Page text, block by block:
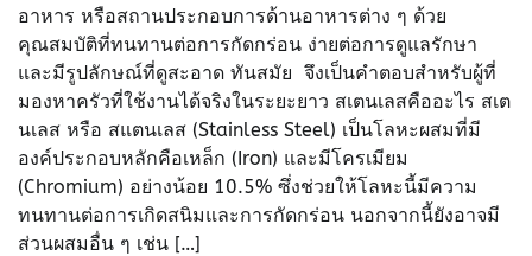
อาหาร หรือสถานประกอบการด้านอาหารต่าง ๆ ด้วย
คุณสมบัติที่ทนทานต่อการกัดกร่อน ง่ายต่อการดูแลรักษา
และมีรูปลักษณ์ที่ดูสะอาด ทันสมัย จึงเป็นคำตอบสำหรับผู้ที่
มองหาครัวที่ใช้งานได้จริงในระยะยาว สเตนเลสคืออะไร สเต
นเลส หรือ สแตนเลส (Stainless Steel) เป็นโลหะผสมที่มี
องค์ประกอบหลักคือเหล็ก (Iron) และมีโครเมียม
(Chromium) อย่างน้อย 10.5% ซึ่งช่วยให้โลหะนี้มีความ
ทนทานต่อการเกิดสนิมและการกัดกร่อน นอกจากนี้ยังอาจมี
ส่วนผสมอื่น ๆ เช่น […]